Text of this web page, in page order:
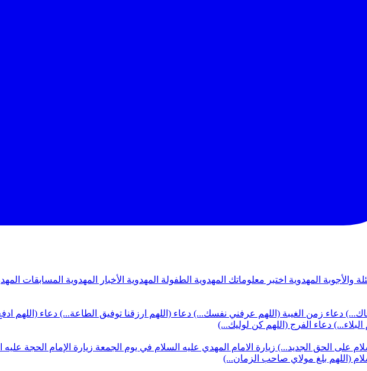
والأجوبة المهدوية اختبر معلوماتك المهدوية الطفولة المهدوية الأخبار المهدوية المسابقات
دعاء زمن الغيبة (اللهم عرفني نفسك...) دعاء (اللهم ارزقنا توفيق الطاعة...) دعاء (اللهم
دعاء الفرج (اللهم كن لوليك...)
على الحق الجديد...) زيارة الامام المهدي عليه السلام في يوم الجمعة زيارة الإمام الحجة
(اللهم بلغ مولاي صاحب الزمان...)